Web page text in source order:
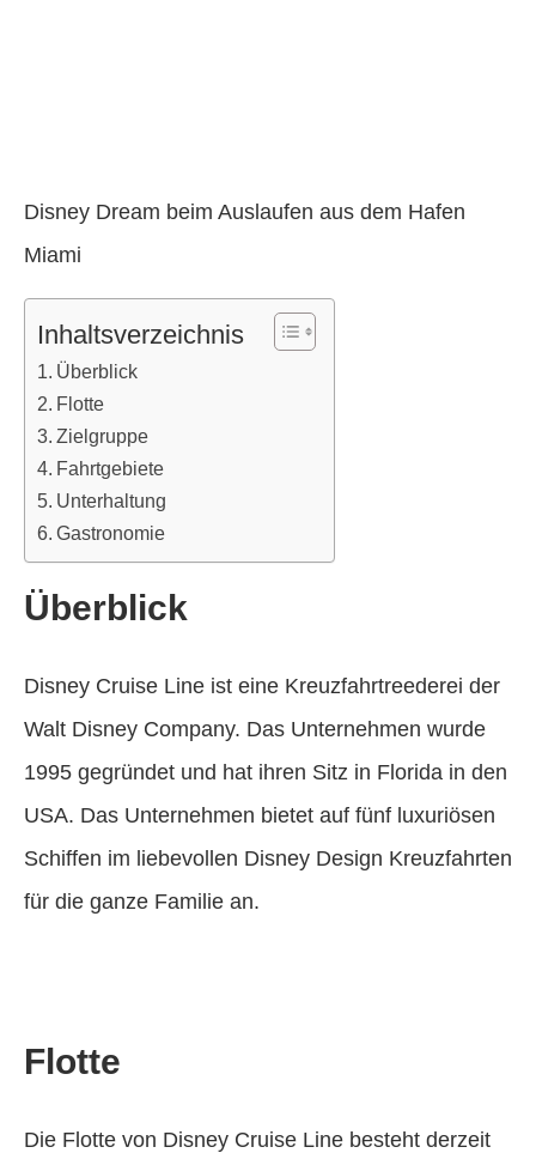
Disney Dream beim Auslaufen aus dem Hafen
Miami
Inhaltsverzeichnis
Überblick
Flotte
Zielgruppe
Fahrtgebiete
Unterhaltung
Gastronomie
Überblick
Disney Cruise Line ist eine Kreuzfahrtreederei der
Walt Disney Company. Das Unternehmen wurde
1995 gegründet und hat ihren Sitz in Florida in den
USA. Das Unternehmen bietet auf fünf luxuriösen
Schiffen im liebevollen Disney Design Kreuzfahrten
für die ganze Familie an.
Flotte
Die Flotte von Disney Cruise Line besteht derzeit